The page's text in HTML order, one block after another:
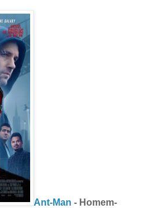
Ant-Man - Homem-